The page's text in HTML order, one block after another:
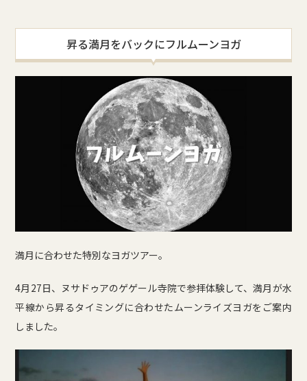
昇る満月をバックにフルムーンヨガ
満月に合わせた特別なヨガツアー。
4月27日、ヌサドゥアのゲゲール寺院で参拝体験して、満月が水
平線から昇るタイミングに合わせたムーンライズヨガをご案内
しました。